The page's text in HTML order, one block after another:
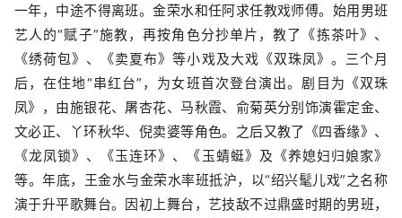
一年，中途不得离班。金荣水和任阿求任教戏师傅。始用男班
艺人的“赋子”施教，再按角色分抄单片，教了《拣茶叶》、
《绣荷包》、《卖夏布》等小戏及大戏《双珠凤》。三个月
后，在住地“串红台”，为女班首次登台演出。剧目为《双珠
凤》，由施银花、屠杏花、马秋霞、俞菊英分别饰演霍定金、
文必正、丫环秋华、倪卖婆等角色。之后又教了《四香缘》、
《龙凤锁》、《玉连环》、《玉蜻蜓》及《养媳妇归娘家》
等。年底，王金水与金荣水率班抵沪，以“绍兴髦儿戏”之名称
演于升平歌舞台。因初上舞台，艺技敌不过鼎盛时期的男班，